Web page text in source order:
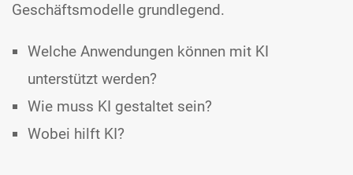
Geschäfts­modelle grundlegend.
Welche Anwendungen können mit KI
unterstützt werden?
Wie muss KI gestaltet sein?
Wobei hilft KI?